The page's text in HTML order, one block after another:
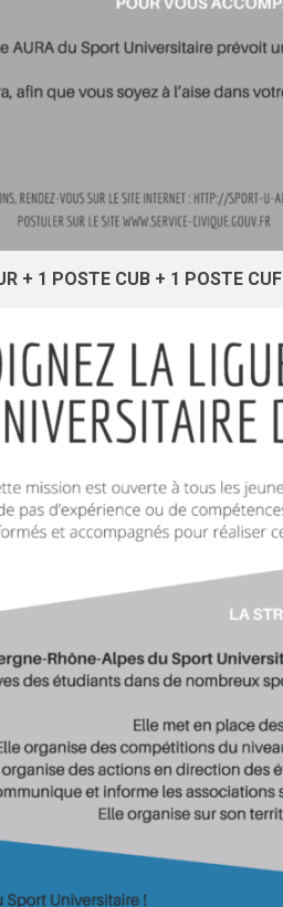
+ 1 POSTE CUB + 1 POSTE CUF